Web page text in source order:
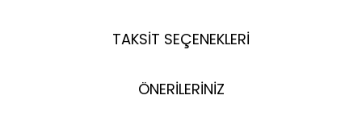
TAKSİT SEÇENEKLERİ
ÖNERİLERİNİZ